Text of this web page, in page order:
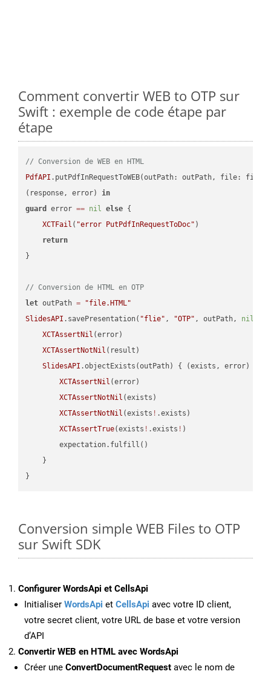
Comment convertir WEB to OTP sur
Swift : exemple de code étape par
étape
// Conversion de WEB en HTML
PdfAPI .putPdfInRequestToWEB(outPath: outPath, file: file.
(response, error) in
guard
error == nil else {
XCTFail ( "error PutPdfInRequestToDoc" )
return
}
// Conversion de HTML en OTP
let outPath =
"file.HTML"
SlidesAPI .savePresentation( "flie" , "OTP" , outPath, nil
XCTAssertNil (error)
XCTAssertNotNil (result)
SlidesAPI .objectExists(outPath) { (exists, error) ->
XCTAssertNil (error)
XCTAssertNotNil (exists)
XCTAssertNotNil (exists ! .exists)
XCTAssertTrue(exists ! .exists ! )
        expectation.fulfill()
    }
Conversion simple WEB Files to OTP
sur Swift SDK
Configurer WordsApi et CellsApi
Initialiser WordsApi et CellsApi avec votre ID client,
votre secret client, votre URL de base et votre version
d’API
Convertir WEB en HTML avec WordsApi
Créer une ConvertDocumentRequest avec le nom de